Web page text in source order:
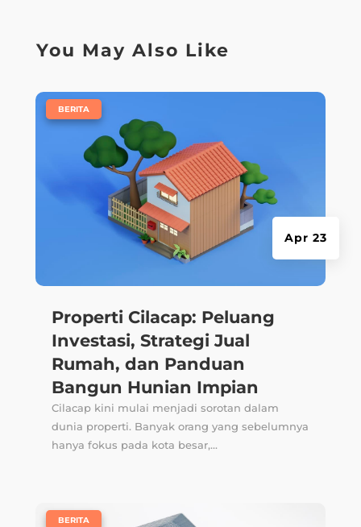
You May Also Like
Properti Cilacap: Peluang
Investasi, Strategi Jual
Rumah, dan Panduan
Bangun Hunian Impian
Apr 23
BERITA
Cilacap kini mulai menjadi sorotan dalam
dunia properti. Banyak orang yang sebelumnya
hanya fokus pada kota besar,...
BERITA